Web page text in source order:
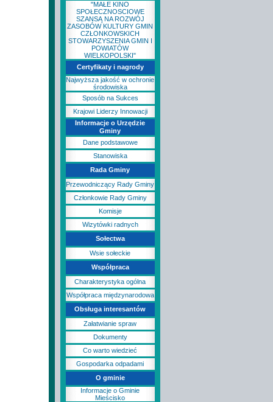
"MAŁE KINO
SPOŁECZNOSCIOWE
SZANSĄ NA ROZWÓJ
ZASOBÓW KULTURY GMIN
CZŁONKOWSKICH
STOWARZYSZENIA GMIN I
POWIATÓW
WIELKOPOLSKI"
Certyfikaty i nagrody
Najwyższa jakość w ochronie
środowiska
Sposób na Sukces
Krajowi Liderzy Innowacji
Informacje o Urzędzie
Gminy
Dane podstawowe
Stanowiska
Rada Gminy
Przewodniczący Rady Gminy
Członkowie Rady Gminy
Komisje
Wizytówki radnych
Sołectwa
Wsie sołeckie
Współpraca
Charakterystyka ogólna
Współpraca międzynarodowa
Obsługa interesantów
Załatwianie spraw
Dokumenty
Co warto wiedzieć
Gospodarka odpadami
O gminie
Informacje o Gminie
Mieścisko